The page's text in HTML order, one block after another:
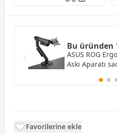
Bu üründen
ASUS ROG
Askı Aparatı
Favorilerine ekle